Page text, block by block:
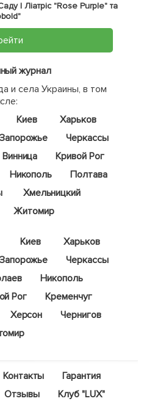
| Ліатріс "Rose Purple" та
журнал
и села Украины, в том
Киев
Харьков
Запорожье
Черкассы
Винница
Кривой Рог
Никополь
Полтава
Хмельницкий
Житомир
Киев
Харьков
Запорожье
Черкассы
Никополь
Рог
Кременчуг
Херсон
Чернигов
Контакты
Гарантия
Отзывы
Клуб "LUX"